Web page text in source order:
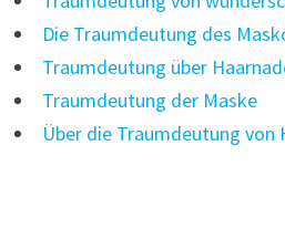
Die Traumdeutung des
Traumdeutung über
Traumdeutung der Maske
Über die Traumdeutung von